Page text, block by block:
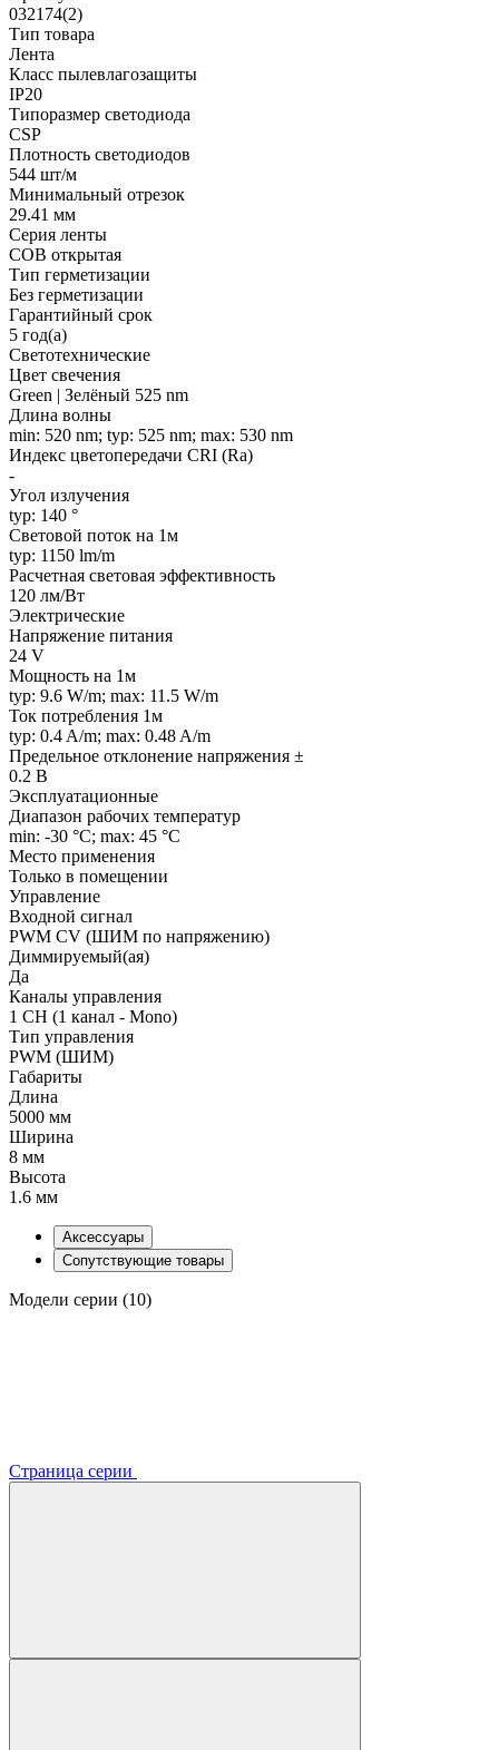
032174(2)
Тип товара
Лента
Класс пылевлагозащиты
IP20
Типоразмер светодиода
CSP
Плотность светодиодов
544 шт/м
Минимальный отрезок
29.41 мм
Серия ленты
COB открытая
Тип герметизации
Без герметизации
Гарантийный срок
5 год(а)
Светотехнические
Цвет свечения
Green | Зелёный 525 nm
Длина волны
min: 520 nm; typ: 525 nm; max: 530 nm
Индекс цветопередачи CRI (Ra)
-
Угол излучения
typ: 140 °
Световой поток на 1м
typ: 1150 lm/m
Расчетная световая эффективность
120 лм/Вт
Электрические
Напряжение питания
24 V
Мощность на 1м
typ: 9.6 W/m; max: 11.5 W/m
Ток потребления 1м
typ: 0.4 A/m; max: 0.48 A/m
Предельное отклонение напряжения ±
0.2 В
Эксплуатационные
Диапазон рабочих температур
min: -30 °C; max: 45 °C
Место применения
Только в помещении
Управление
Входной сигнал
PWM СV (ШИМ по напряжению)
Диммируемый(ая)
Да
Каналы управления
1 CH (1 канал - Mono)
Тип управления
PWM (ШИМ)
Габариты
Длина
5000 мм
Ширина
8 мм
Высота
1.6 мм
Аксессуары
Сопутствующие товары
Модели серии (10)
Страница серии